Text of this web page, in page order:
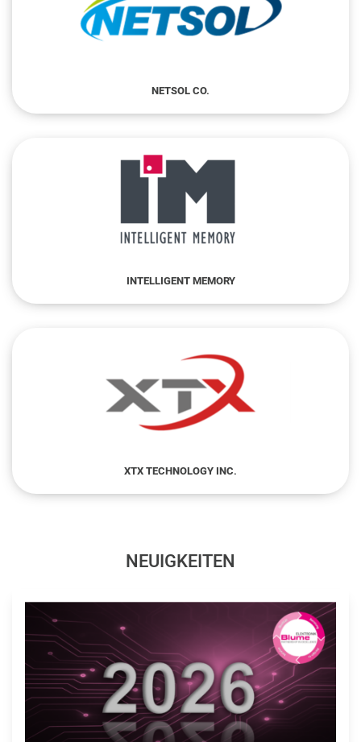
NETSOL CO.
INTELLIGENT MEMORY
XTX TECHNOLOGY INC.
NEUIGKEITEN